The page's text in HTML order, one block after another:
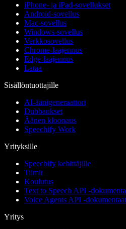
iPhone- ja iPad-sovellukset
Android-sovellus
Mac-sovellus
Windows-sovellus
Verkkosovellus
Chrome-laajennus
Edge-laajennus
Lataa
Sisällöntuottajille
AI-äänigeneraattori
Dubbaukset
Äänen kloonaus
Speechify Work
Yrityksille
Speechify kehittäjille
Tiimit
Koulutus
Text to Speech API -
Voice Agents API -
Yritys